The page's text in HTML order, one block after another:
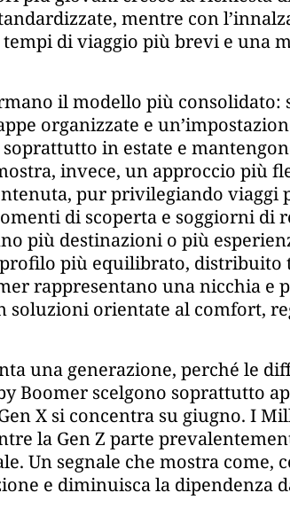
mentre con
di viaggio più brevi e una
il modello più consolidato:
organizzate e
in estate e
invece, un approccio più
pur privilegiando viaggi
di scoperta e soggiorni di
più destinazioni o più
più equilibrato, distribuito
rappresentano una nicchia e
orientate al comfort,
una generazione, perché le
Boomer scelgono soprattutto
X si concentra su giugno. I
la Gen Z parte
Un segnale che mostra come,
e diminuisca la dipendenza